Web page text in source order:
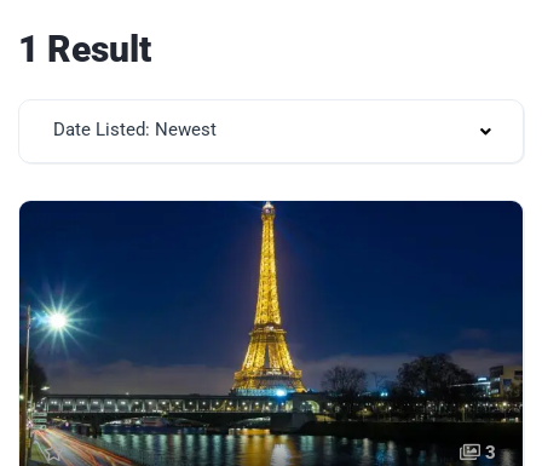
1 Result
Date Listed: Newest
3